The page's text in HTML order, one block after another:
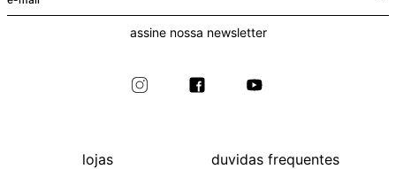
assine nossa newsletter
lojas
duvidas frequentes